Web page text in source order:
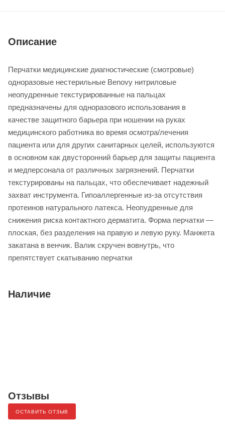
Описание
Перчатки медицинские диагностические (смотровые)
одноразовые нестерильные Benovy нитриловые
неопудренные текстурированные на пальцах
предназначены для одноразового использования в
качестве защитного барьера при ношении на руках
медицинского работника во время осмотра/лечения
пациента или для других санитарных целей, используются
в основном как двусторонний барьер для защиты пациента
и медперсонала от различных загрязнений. Перчатки
текстурированы на пальцах, что обеспечивает надежный
захват инструмента. Гипоаллергенные из-за отсутствия
протеинов натурального латекса. Неопудренные для
снижения риска контактного дерматита. Форма перчатки —
плоская, без разделения на правую и левую руку. Манжета
закатана в венчик. Валик скручен вовнутрь, что
препятствует скатыванию перчатки
Наличие
Отзывы
ОСТАВИТЬ ОТЗЫВ